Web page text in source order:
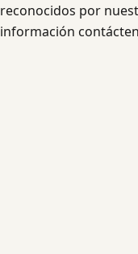
reconocidos por
información